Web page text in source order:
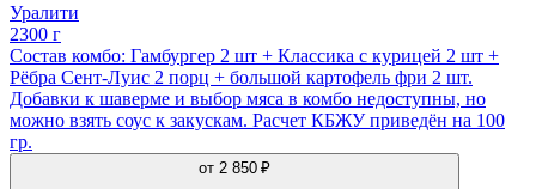
Уралити
2300 г
Состав комбо: Гамбургер 2 шт + Классика с курицей 2 шт +
Рёбра Сент-Луис 2 порц + большой картофель фри 2 шт.
Добавки к шаверме и выбор мяса в комбо недоступны, но
можно взять соус к закускам. Расчет КБЖУ приведён на 100
гр.
от 2 850 ₽